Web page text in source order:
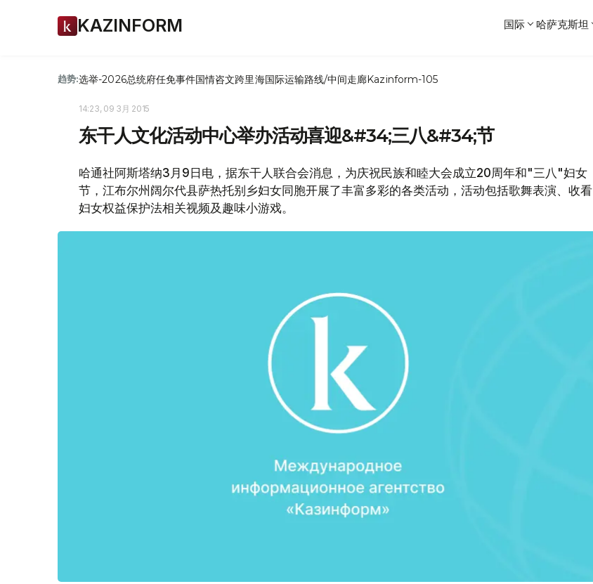
KAZINFORM 国际 哈萨克斯坦
趋势:选举-2026总统府任免事件国情咨文跨里海国际运输路线/中间走廊Kazinform-105
14:23, 09 3月 2015
东干人文化活动中心举办活动喜迎&#34;三八&#34;节
哈通社阿斯塔纳3月9日电，据东干人联合会消息，为庆祝民族和睦大会成立20周年和"三八"妇女
节，江布尔州阔尔代县萨热托别乡妇女同胞开展了丰富多彩的各类活动，活动包括歌舞表演、收看
妇女权益保护法相关视频及趣味小游戏。